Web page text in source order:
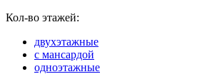
Кол-во этажей:
двухэтажные
с мансардой
одноэтажные